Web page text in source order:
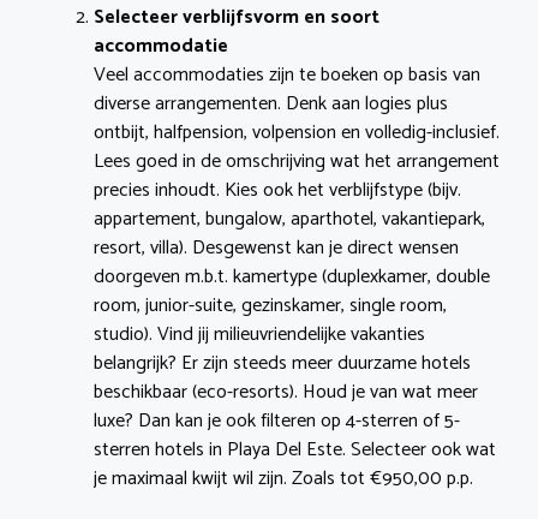
Selecteer verblijfsvorm en soort
accommodatie
Veel accommodaties zijn te boeken op basis van
diverse arrangementen. Denk aan logies plus
ontbijt, halfpension, volpension en volledig-inclusief.
Lees goed in de omschrijving wat het arrangement
precies inhoudt. Kies ook het verblijfstype (bijv.
appartement, bungalow, aparthotel, vakantiepark,
resort, villa). Desgewenst kan je direct wensen
doorgeven m.b.t. kamertype (duplexkamer, double
room, junior-suite, gezinskamer, single room,
studio). Vind jij milieuvriendelijke vakanties
belangrijk? Er zijn steeds meer duurzame hotels
beschikbaar (eco-resorts). Houd je van wat meer
luxe? Dan kan je ook filteren op 4-sterren of 5-
sterren hotels in Playa Del Este. Selecteer ook wat
je maximaal kwijt wil zijn. Zoals tot €950,00 p.p.